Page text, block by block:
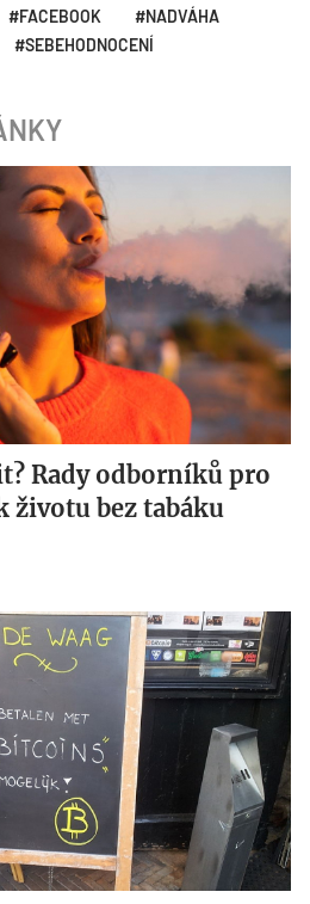
FACEBOOK
NADVÁHA
SEBEHODNOCENÍ
Rady odborníků pro
životu bez tabáku